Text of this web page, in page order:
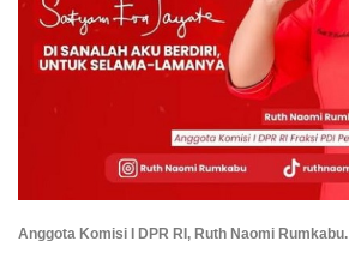
Anggota Komisi I DPR RI, Ruth Naomi Rumkabu.